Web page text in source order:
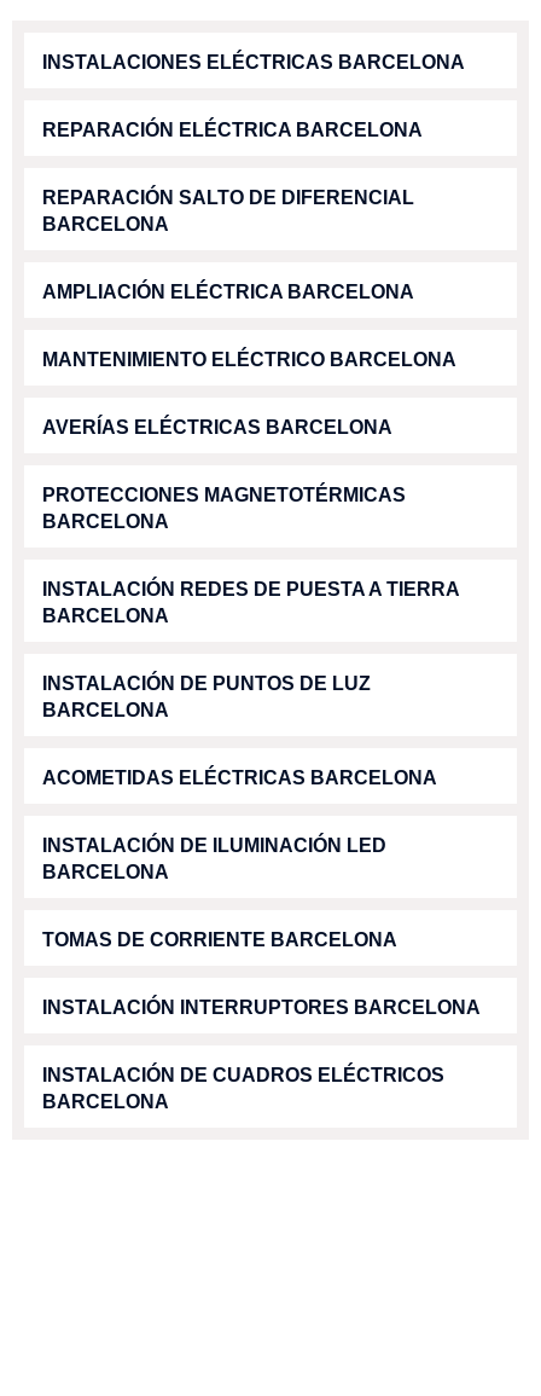
INSTALACIONES ELÉCTRICAS BARCELONA
REPARACIÓN ELÉCTRICA BARCELONA
REPARACIÓN SALTO DE DIFERENCIAL
BARCELONA
AMPLIACIÓN ELÉCTRICA BARCELONA
MANTENIMIENTO ELÉCTRICO BARCELONA
AVERÍAS ELÉCTRICAS BARCELONA
PROTECCIONES MAGNETOTÉRMICAS
BARCELONA
INSTALACIÓN REDES DE PUESTA A TIERRA
BARCELONA
INSTALACIÓN DE PUNTOS DE LUZ
BARCELONA
ACOMETIDAS ELÉCTRICAS BARCELONA
INSTALACIÓN DE ILUMINACIÓN LED
BARCELONA
TOMAS DE CORRIENTE BARCELONA
INSTALACIÓN INTERRUPTORES BARCELONA
INSTALACIÓN DE CUADROS ELÉCTRICOS
BARCELONA